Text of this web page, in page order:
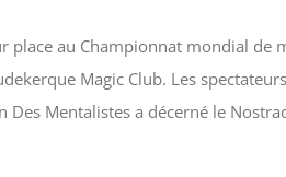
au Championnat mondial de
Magic Club. Les
Mentalistes a décerné le